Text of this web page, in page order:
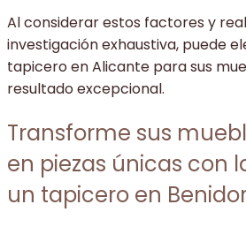
Al considerar estos factores y
investigación exhaustiva, puede
tapicero en Alicante para sus
resultado excepcional.
Transforme sus
en piezas únicas con
un tapicero en